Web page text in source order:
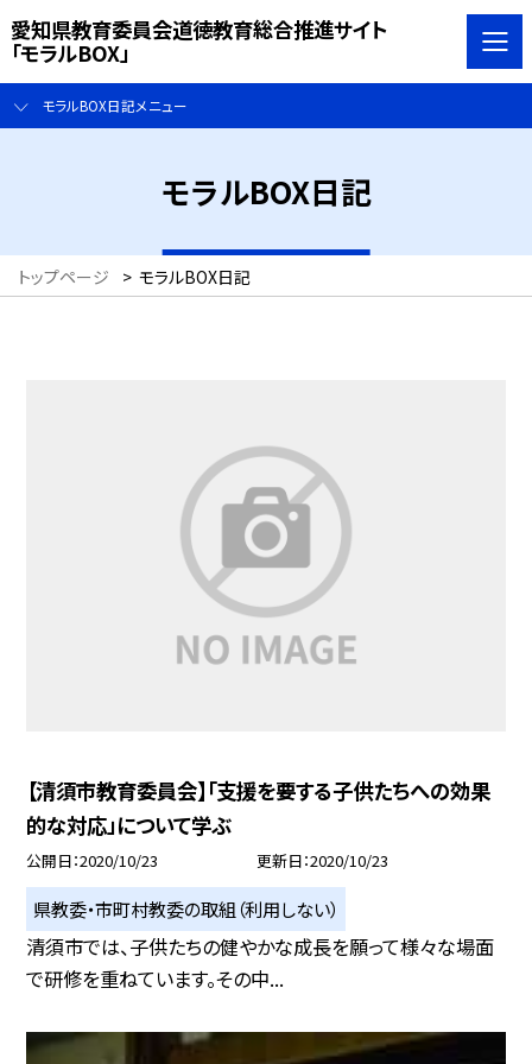
愛知県教育委員会道徳教育総合推進サイト
「モラルBOX」
モラルBOX日記メニュー
モラルBOX日記
トップページ > モラルBOX日記
【清須市教育委員会】「支援を要する子供たちへの効果
的な対応」について学ぶ
公開日 2020/10/23 更新日 2020/10/23
県教委・市町村教委の取組（利用しない）
清須市では、子供たちの健やかな成長を願って様々な場面
で研修を重ねています。その中...